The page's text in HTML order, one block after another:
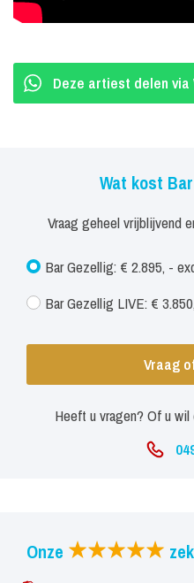
De muzikale kroegentocht van
rock, Nederlandse meezingers
de hits van nu. Dit nieuwe
Deze artiest delen via
Wat kost
Vraag geheel vrijblijvend
Bar Gezellig: € 2.895, -
Bar Gezellig LIVE: €
Vraag
Heeft u vragen? Of u
Onze